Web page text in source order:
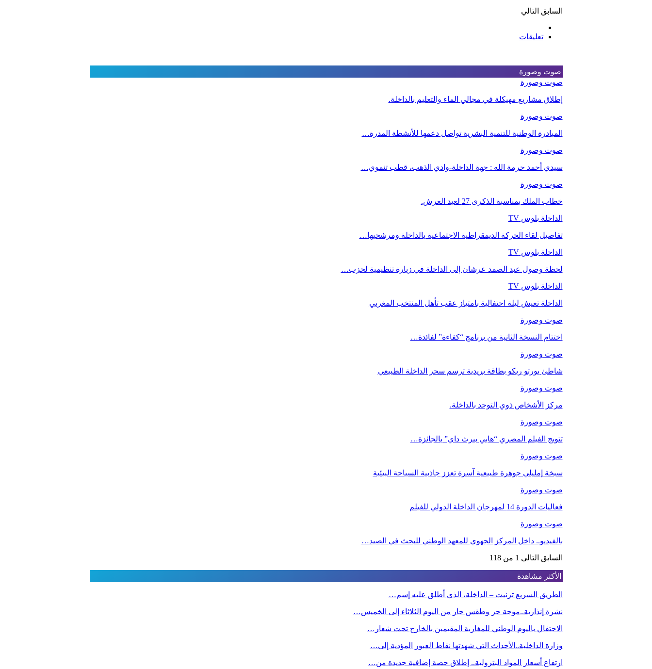
السابق التالي
تعليقات
صوت وصورة
صوت وصورة
إطلاق مشاريع مهيكلة في مجالي الماء والتعليم بالداخلة.
صوت وصورة
المبادرة الوطنية للتنمية البشرية تواصل دعمها للأنشطة المدرة…
صوت وصورة
سيدي أحمد حرمة الله : جهة الداخلة-وادي الذهب، قطب تنموي…
صوت وصورة
خطاب الملك بمناسبة الذكرى 27 لعيد العرش.
الداخلة بلوس TV
تفاصيل لقاء الحركة الديمقراطية الاجتماعية بالداخلة ومرشحيها…
الداخلة بلوس TV
لحظة وصول عبد الصمد عرشان إلى الداخلة في زيارة تنظيمية لحزب…
الداخلة بلوس TV
الداخلة تعيش ليلة احتفالية بامتياز عقب تأهل المنتخب المغربي
صوت وصورة
اختتام النسخة الثانية من برنامج “كفاءة” لفائدة…
صوت وصورة
شاطئ بورتو ريكو بطاقة بريدية ترسم سحر الداخلة الطبيعي
صوت وصورة
مركز الأشخاص ذوي التوحد بالداخلة.
صوت وصورة
تتويج الفيلم المصري “هابي بيرث داي” بالجائزة…
صوت وصورة
سبخة إمليلي جوهرة طبيعية آسرة تعزز جاذبية السياحة البيئية
صوت وصورة
فعاليات الدورة 14 لمهرجان الداخلة الدولي للفيلم
صوت وصورة
بالفيديو.. داخل المركز الجهوي للمعهد الوطني للبحث في الصيد…
السابق التالي 1 من 118
الأكثر مشاهدة
الطريق السريع تزنيت – الداخلة، الذي أطلق عليه إسم…
نشرة إنذارية..موجة حر وطقس حار من اليوم الثلاثاء إلى الخميس…
الاحتفال باليوم الوطني للمغاربة المقيمين بالخارج تحت شعار…
وزارة الداخلية..الأحداث التي شهدتها نقاط العبور المؤدية إلى…
ارتفاع أسعار المواد البترولية.. إطلاق حصة إضافية جديدة من…